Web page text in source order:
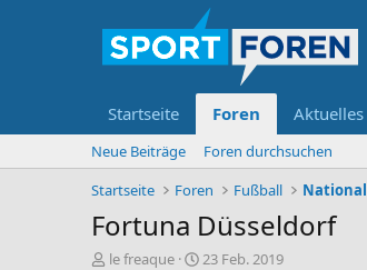
Startseite Foren Aktuelles
Neue Beiträge
Foren durchsuchen
Startseite
Foren Fußball National
Fortuna Düsseldorf
E
le freaque
E
23 Feb. 2019